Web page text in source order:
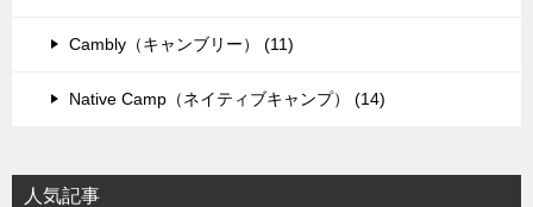
Cambly（キャンブリー） (11)
Native Camp（ネイティブキャンプ） (14)
人気記事